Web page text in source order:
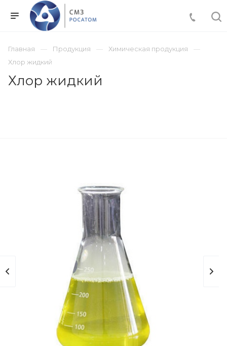
Главная Продукция
Химическая продукция
Хлор жидкий
Хлор жидкий